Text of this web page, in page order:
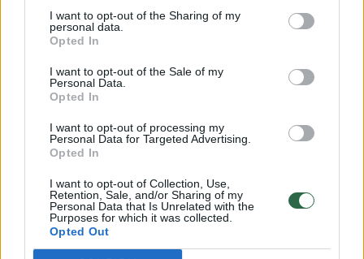
I want to opt-out of the Sharing of my
personal data.
Opted In
I want to opt-out of the Sale of my
Personal Data.
Opted In
I want to opt-out of processing my
Personal Data for Targeted Advertising.
Opted In
I want to opt-out of Collection, Use,
Retention, Sale, and/or Sharing of my
Personal Data that Is Unrelated with the
Purposes for which it was collected.
Opted Out
Kaip pranešė Vilniaus apskrities VPK,
rugpjūčio 7 d. apie 9 val. 10 min. Vilniuje,
tapatybės apie 25 m. amžiaus mirusios
moters kūnas be išorinių smurto požymių.